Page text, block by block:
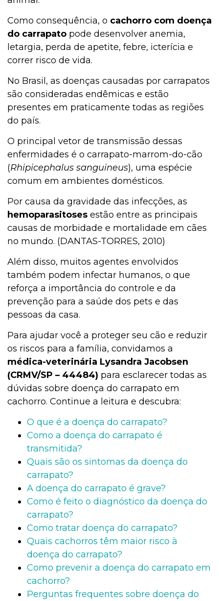
Como consequência, o cachorro com doença
do carrapato pode desenvolver anemia,
letargia, perda de apetite, febre, icterícia e
correr risco de vida.
No Brasil, as doenças causadas por carrapatos
são consideradas endêmicas e estão
presentes em praticamente todas as regiões
do país.
O principal vetor de transmissão dessas
enfermidades é o carrapato-marrom-do-cão
(Rhipicephalus sanguineus), uma espécie
comum em ambientes domésticos.
Por causa da gravidade das infecções, as
hemoparasitoses estão entre as principais
causas de morbidade e mortalidade em cães
no mundo. (DANTAS-TORRES, 2010)
Além disso, muitos agentes envolvidos
também podem infectar humanos, o que
reforça a importância do controle e da
prevenção para a saúde dos pets e das
pessoas da casa.
Para ajudar você a proteger seu cão e reduzir
os riscos para a família, convidamos a
médica-veterinária Lysandra Jacobsen
(CRMV/SP – 44484) para esclarecer todas as
dúvidas sobre doença do carrapato em
cachorro. Continue a leitura e descubra:
O que é a doença do carrapato?
Como a doença do carrapato é
transmitida?
Quais são os sintomas da doença do
carrapato?
A doença do carrapato é grave?
Como é feito o diagnóstico da doença do
carrapato?
Como tratar doença do carrapato?
Quais cachorros têm maior risco à
doença do carrapato?
Como prevenir a doença do carrapato em
cachorro?
Perguntas frequentes sobre doença do